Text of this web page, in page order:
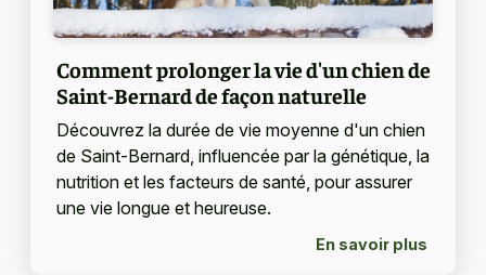
Comment prolonger la vie d'un chien de
Saint-Bernard de façon naturelle
Découvrez la durée de vie moyenne d'un chien
de Saint-Bernard, influencée par la génétique, la
nutrition et les facteurs de santé, pour assurer
une vie longue et heureuse.
En savoir plus